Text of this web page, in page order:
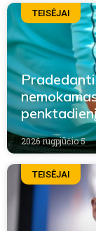
TEISĖJAI
2026 rugpjūčio 5
TEISĖJAI